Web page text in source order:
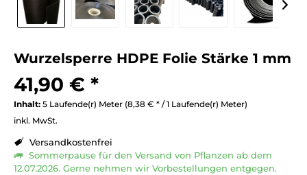
Wurzelsperre HDPE Folie Stärke 1 mm
41,90 € *
Inhalt: 5 Laufende(r) Meter (8,38 € * / 1 Laufende(r) Meter)
inkl. MwSt.
Versandkostenfrei
Sommerpause für den Versand von Pflanzen ab dem
12.07.2026. Gerne nehmen wir Vorbestellungen entgegen.